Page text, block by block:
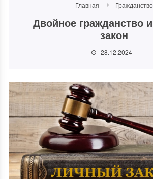
Главная Гражданство
Двойное гражданство
закон
28.12.2024